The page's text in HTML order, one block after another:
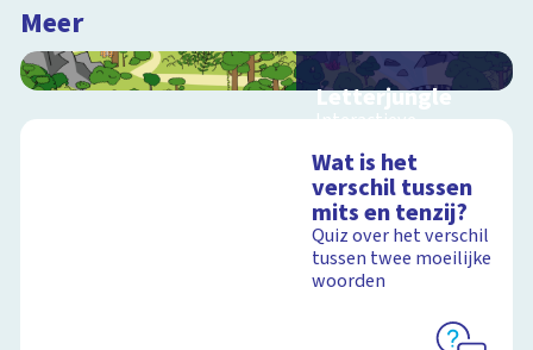
Meer
Letterjungle
Interactieve
letters en klanken
Schoolplaat
Wat is het
verschil tussen
mits en tenzij?
Quiz over het verschil
tussen twee moeilijke
woorden